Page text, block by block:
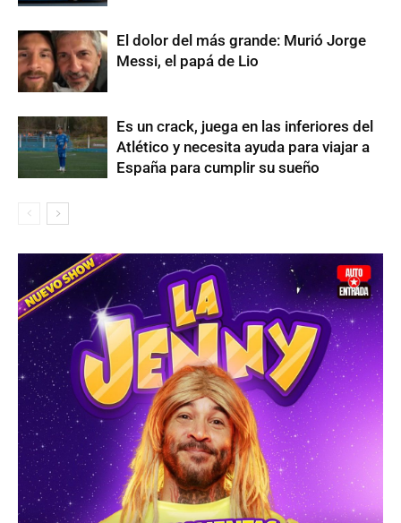
El dolor del más grande: Murió Jorge
Messi, el papá de Lio
Es un crack, juega en las inferiores del
Atlético y necesita ayuda para viajar a
España para cumplir su sueño